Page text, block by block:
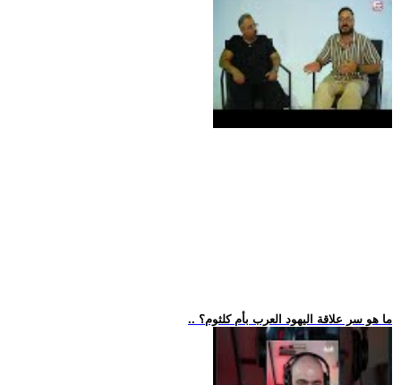
.. ما هو سر علاقة اليهود العرب بأم كلثوم؟